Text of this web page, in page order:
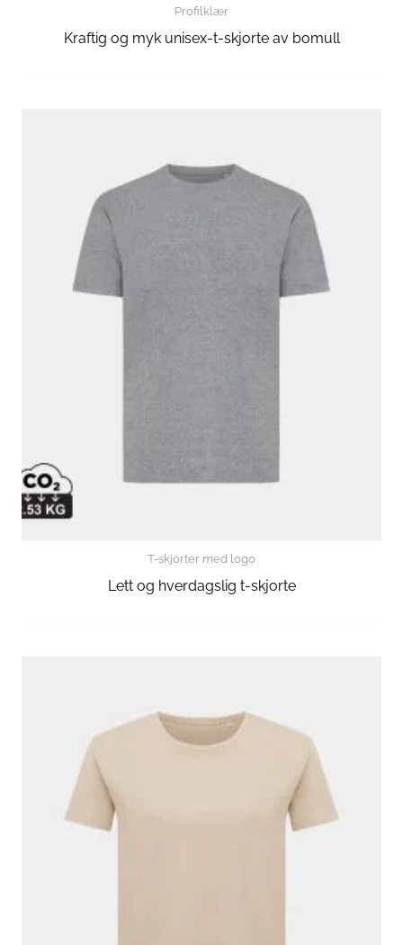
Profilklær
Kraftig og myk unisex-t-skjorte av bomull
T-skjorter med logo
Lett og hverdagslig t-skjorte